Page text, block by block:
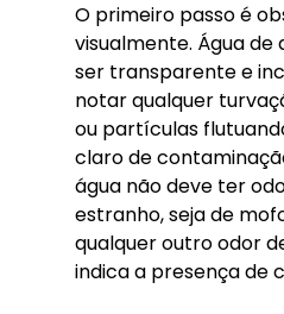
O primeiro passo é
visualmente. Água de
ser transparente e
notar qualquer
ou partículas
claro de
água não deve ter
estranho, seja de
qualquer outro odor
indica a presença de